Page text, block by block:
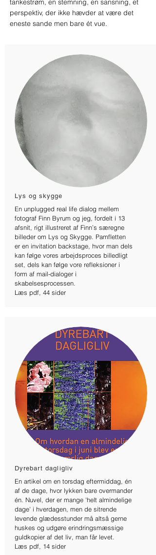
tankestrøm, en stemning, en sansning, et
perspektiv, der ikke hævder at være det
eneste sande men bare ét vue.
Lys og skygge
En unplugged real life dialog mellem
fotograf Finn Byrum og jeg, fordelt i 13
afsnit, rigt illustreret af Finn’s særegne
billeder om Lys og Skygge. Pamfletten
er en invitation backstage, hvor man dels
kan følge vores arbejdsproces billedligt
set, dels kan følge vore refleksioner i
form af mail-dialoger i
skabelsesprocessen.
Læs pdf, 44 sider
Dyrebart dagligliv
En artikel om en torsdag eftermiddag, én
af de dage, hvor lykken bare overmander
én. Nuvel, der er mange 'helt almindelige
dage' i hverdagen, men de sitrende
levende glædesstunder må altså gerne
huskes og udgøre erindringsmæssige
guldkopier af det liv, man får levet.
Læs pdf, 14 sider